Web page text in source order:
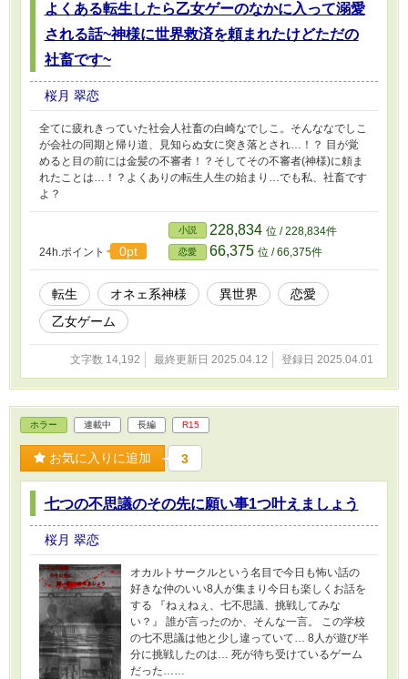
よくある転生したら乙女ゲーのなかに入って溺愛
される話~神様に世界救済を頼まれたけどただの
社畜です~
桜月 翠恋
全てに疲れきっていた社会人社畜の白崎なでしこ。そんななでしこ
が会社の同期と帰り道、見知らぬ女に突き落とされ…！？ 目が覚
めると目の前には金髪の不審者！？そしてその不審者(神様)に頼ま
れたことは…！？よくありの転生人生の始まり…でも私、社畜です
よ？
24h.ポイント 0pt
小説 228,834 位 / 228,834件
恋愛 66,375 位 / 66,375件
転生 オネェ系神様 異世界
恋愛
乙女ゲーム
文字数 14,192 最終更新日 2025.04.12 登録日 2025.04.01
ホラー 連載中 長編 R15
お気に入りに追加 3
七つの不思議のその先に願い事1つ叶えましょう
桜月 翠恋
オカルトサークルという名目で今日も怖い話の
好きな仲のいい8人が集まり今日も楽しくお話を
する 『ねぇねぇ、七不思議、挑戦してみな
い？』 誰が言ったのか、そんな一言。 この学校
の七不思議は他と少し違っていて… 8人が遊び半
分に挑戦したのは… 死が待ち受けているゲーム
だった……